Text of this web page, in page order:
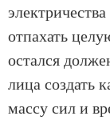
отпахать
остался
лица создать
массу сил и